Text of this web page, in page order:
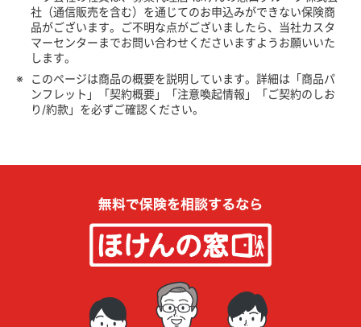
社（通信販売を含む）を通じてのお申込みができない保険商
品がございます。ご不明な点がございましたら、当社カスタ
マーセンターまでお問い合わせくださいますようお願いいた
します。
※
このページは商品の概要を説明しています。詳細は「商品パ
ンフレット」「契約概要」「注意喚起情報」「ご契約のしお
り/約款」を必ずご確認ください。